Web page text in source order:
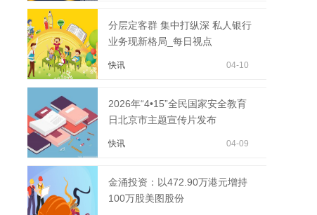
分层定客群 集中打纵深 私人银行
业务现新格局_每日视点
快讯 04-10
2026年“4•15”全民国家安全教育
日北京市主题宣传片发布
快讯 04-09
金涌投资：以472.90万港元增持
100万股美图股份